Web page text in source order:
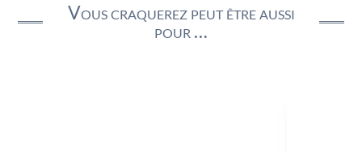
Vous craquerez peut être aussi
pour …